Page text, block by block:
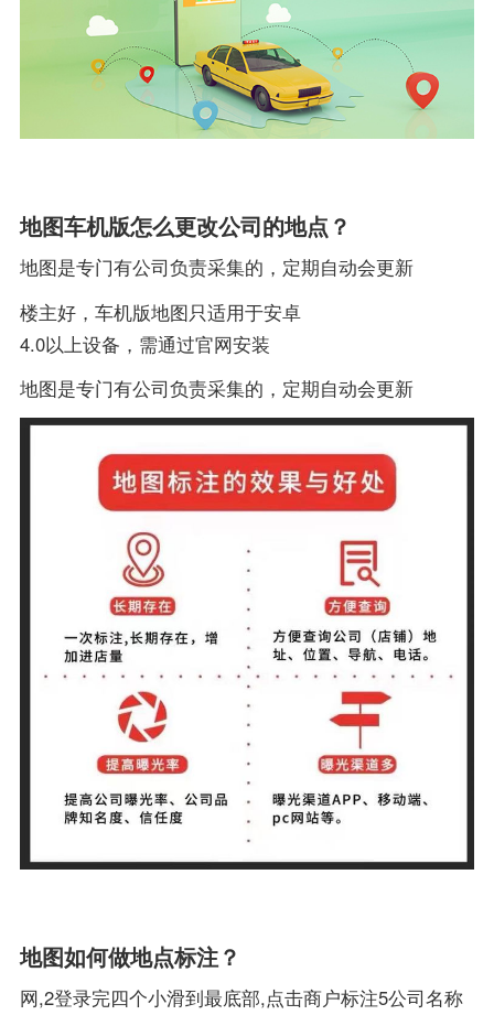
地图车机版怎么更改公司的地点？
地图是专门有公司负责采集的，定期自动会更新
楼主好，车机版地图只适用于安卓
4.0以上设备，需通过官网安装
地图是专门有公司负责采集的，定期自动会更新
地图如何做地点标注？
网,2登录完四个小滑到最底部,点击商户标注5公司名称